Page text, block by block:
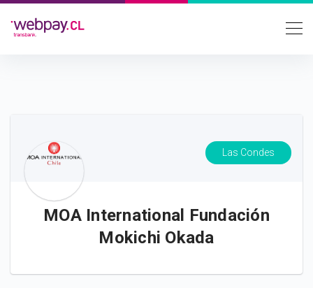
Las Condes
MOA International Fundación
Mokichi Okada